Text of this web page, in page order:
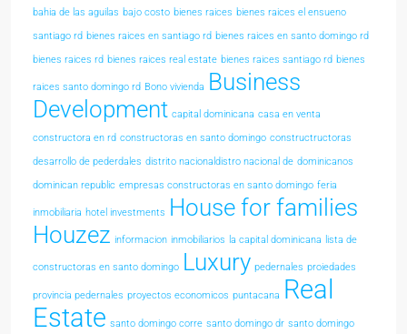
bahia de las aguilas bajo costo bienes raices bienes raices el ensueno
santiago rd bienes raices en santiago rd bienes raices en santo domingo rd
bienes raices rd bienes raices real estate bienes raices santiago rd bienes
raices santo domingo rd Bono vivienda Business
Development capital dominicana casa en venta
constructora en rd constructoras en santo domingo constructructoras
desarrollo de pederdales distrito nacionaldistro nacional de dominicanos
dominican republic empresas constructoras en santo domingo feria
inmobiliaria hotel investments House for families
Houzez informacion inmobiliarios la capital dominicana lista de
constructoras en santo domingo Luxury pedernales proiedades
provincia pedernales proyectos economicos puntacana Real
Estate santo domingo corre santo domingo dr santo domingo